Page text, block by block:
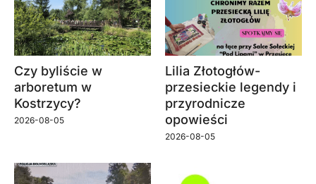
Czy byliście w
arboretum w
Kostrzycy?
2026-08-05
Lilia Złotogłów-
przesieckie legendy i
przyrodnicze
opowieści
2026-08-05